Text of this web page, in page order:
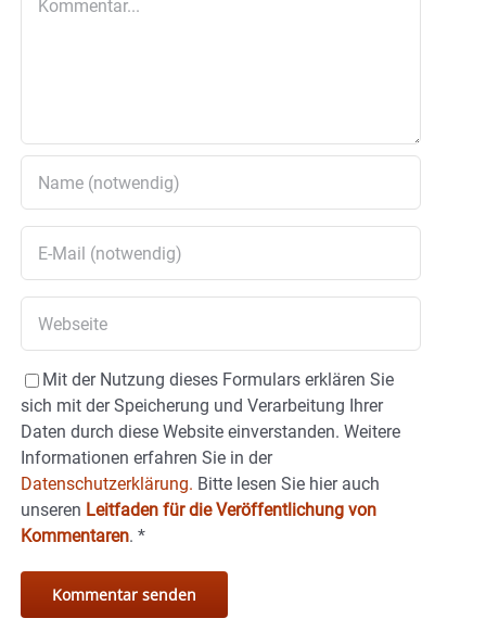
Mit der Nutzung dieses Formulars erklären Sie
sich mit der Speicherung und Verarbeitung Ihrer
Daten durch diese Website einverstanden. Weitere
Informationen erfahren Sie in der
Datenschutzerklärung. Bitte lesen Sie hier auch
unseren Leitfaden für die Veröffentlichung von
Kommentaren. *